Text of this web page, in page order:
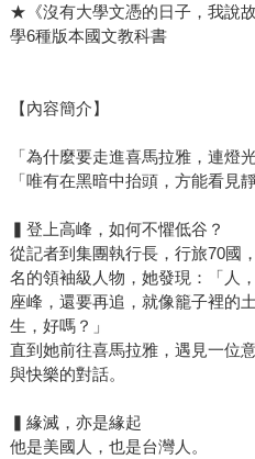
★《沒有大學文憑的日子，我說
學6種版本國文教科書
【內容簡介】
「為什麼要走進喜馬拉雅，連燈
「唯有在黑暗中抬頭，方能看見
▍登上高峰，如何不懼低谷？
從記者到集團執行長，行旅70國
名的領袖級人物，她發現：「人
座峰，還要再追，就像籠子裡的
生，好嗎？」
直到她前往喜馬拉雅，遇見一位
與快樂的對話。
▍緣滅，亦是緣起
他是美國人，也是台灣人。